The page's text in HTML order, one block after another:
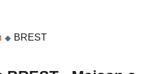
BREST